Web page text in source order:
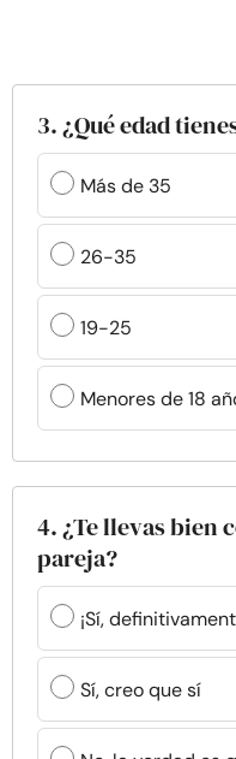
3. ¿Qué edad
Más de 35
26-35
19-25
Menores de 18
4. ¿Te llevas bien
pareja?
¡Sí,
Sí, creo que sí